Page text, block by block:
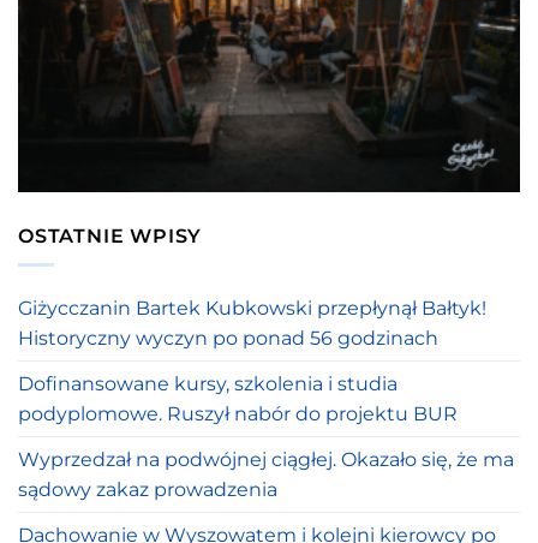
OSTATNIE WPISY
Giżycczanin Bartek Kubkowski przepłynął Bałtyk!
Historyczny wyczyn po ponad 56 godzinach
Dofinansowane kursy, szkolenia i studia
podyplomowe. Ruszył nabór do projektu BUR
Wyprzedzał na podwójnej ciągłej. Okazało się, że ma
sądowy zakaz prowadzenia
Dachowanie w Wyszowatem i kolejni kierowcy po